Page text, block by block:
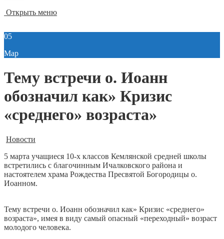
Открыть меню
05
Мар
Тему встречи о. Иоанн
обозначил как» Кризис
«среднего» возраста»
Новости
5 марта учащиеся 10-х классов Кемлянской средней школы
встретились с благочинным Ичалковского района и
настоятелем храма Рождества Пресвятой Богородицы о.
Иоанном.
Тему встречи о. Иоанн обозначил как» Кризис «среднего»
возраста», имея в виду самый опасный «переходный» возраст
молодого человека.